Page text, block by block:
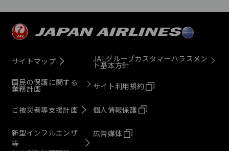
サイトマップ
国民の保護に関する
業務計画
ご被災者等支援計画
新型インフルエンザ
等
JALグループカスタマーハラスメン
ト基本方針
サイト利用規約
個人情報保護
広告媒体